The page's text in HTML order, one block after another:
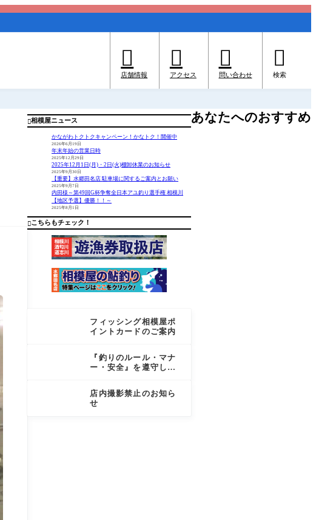

店舗情報

アクセス

問い合わせ

検索
相模屋ニュース
かながわトクトクキャンペーン！かなトク！開催中
2026年6月19日
年末年始の営業日時
2025年12月29日
2025年12月1日(月)・2日(火)棚卸休業のお知らせ
2025年9月30日
【重要】水郷田名店 駐車場に関するご案内とお願い
2025年9月7日
内田様～第49回G杯争奪全日本アユ釣り選手権 相模川
【地区予選】優勝！！～
2025年8月1日
こちらもチェック！
フィッシング相模屋ポ
イントカードのご案内
『釣りのルール・マナ
ー・安全』を遵守しま
店内撮影禁止のお知ら
せ
あなたへのおすすめ